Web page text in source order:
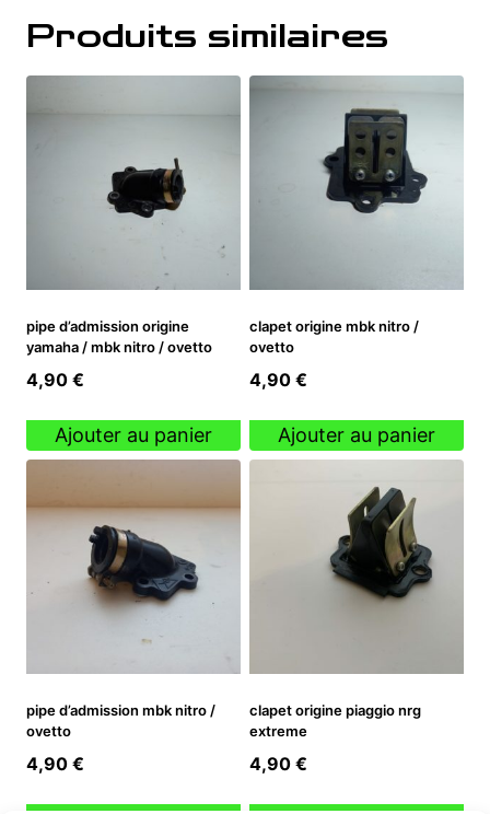
Produits similaires
pipe d’admission origine
yamaha / mbk nitro / ovetto
4,90 €
Ajouter au panier
clapet origine mbk nitro /
ovetto
4,90 €
Ajouter au panier
pipe d’admission mbk nitro /
ovetto
4,90 €
clapet origine piaggio nrg
extreme
4,90 €